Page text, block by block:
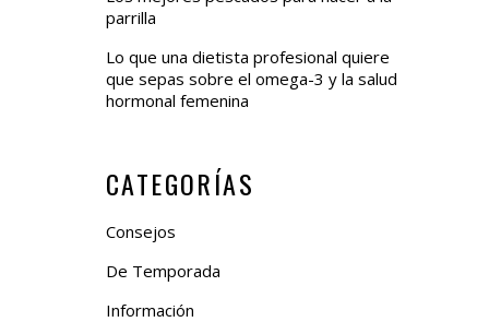
parrilla
Lo que una dietista profesional quiere
que sepas sobre el omega-3 y la salud
hormonal femenina
CATEGORÍAS
Consejos
De Temporada
Información